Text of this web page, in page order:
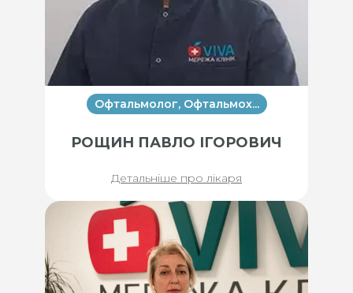
Офтальмолог, Офтальмох...
РОЩИН ПАВЛО ІГОРОВИЧ
Детальніше про лікаря